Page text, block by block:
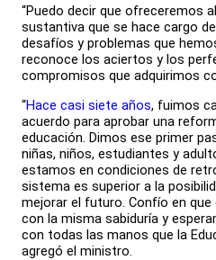
“Puedo decir que ofreceremos
sustantiva que se hace cargo
desafíos y problemas que
reconoce los aciertos y los
compromisos que adquirimos
“Hace casi siete años, fuimos
acuerdo para aprobar una
educación. Dimos ese primer
niñas, niños, estudiantes y
estamos en condiciones de
sistema es superior a la
mejorar el futuro. Confío en
con la misma sabiduría y
con todas las manos que la
agregó el ministro.